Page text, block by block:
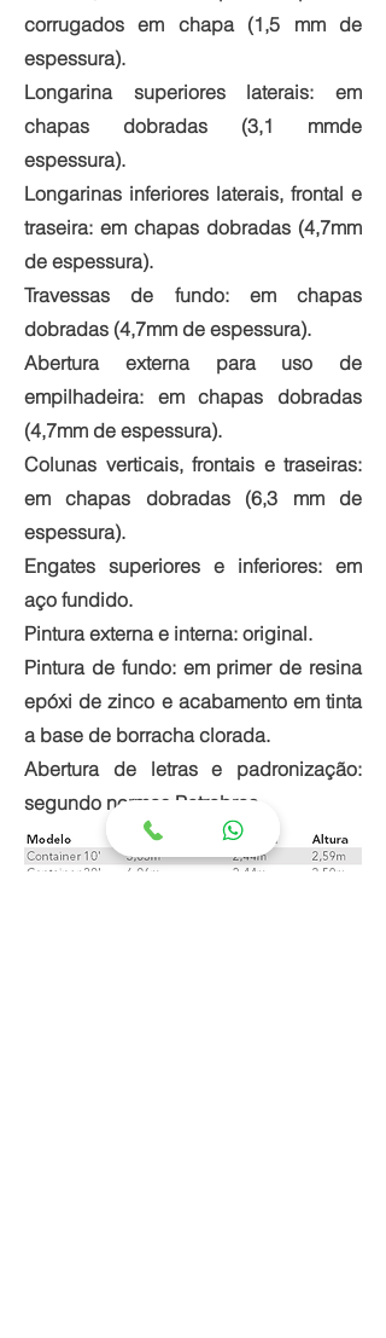
corrugados em chapa (1,5 mm de
espessura).
Longarina superiores laterais: em
chapas dobradas (3,1 mmde
espessura).
Longarinas inferiores laterais, frontal e
traseira: em chapas dobradas (4,7mm
de espessura).
Travessas de fundo: em chapas
dobradas (4,7mm de espessura).
Abertura externa para uso de
empilhadeira: em chapas dobradas
(4,7mm de espessura).
Colunas verticais, frontais e traseiras:
em chapas dobradas (6,3 mm de
espessura).
Engates superiores e inferiores: em
aço fundido.
Pintura externa e interna: original.
Pintura de fundo: em primer de resina
epóxi de zinco e acabamento em tinta
a base de borracha clorada.
Abertura de letras e padronização:
segundo normas Petrobras.